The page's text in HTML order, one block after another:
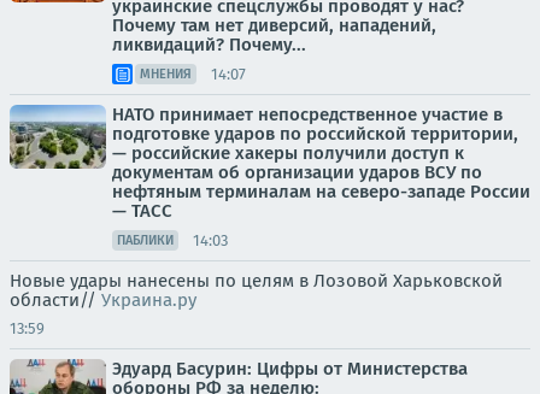
украинские спецслужбы проводят у нас?
Почему там нет диверсий, нападений,
ликвидаций? Почему...
МНЕНИЯ 14:07
НАТО принимает непосредственное участие в
подготовке ударов по российской территории,
— российские хакеры получили доступ к
документам об организации ударов ВСУ по
нефтяным терминалам на северо-западе России
— ТАСС
ПАБЛИКИ 14:03
Новые удары нанесены по целям в Лозовой Харьковской
области// Украина.ру
13:59
Эдуард Басурин: Цифры от Министерства
обороны РФ за неделю: